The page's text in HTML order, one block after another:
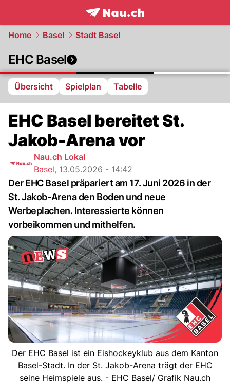
frontpage.NAU.ch
Home Basel Stadt Basel
EHC Basel
Übersicht Spielplan Tabelle
EHC Basel bereitet St.
Jakob-Arena vor
Nau.ch Lokal
Basel, 13.05.2026 - 14:42
Der EHC Basel präpariert am 17. Juni 2026 in der
St. Jakob-Arena den Boden und neue
Werbeplachen. Interessierte können
vorbeikommen und mithelfen.
Der EHC Basel ist ein Eishockeyklub aus dem Kanton
Basel-Stadt. In der St. Jakob-Arena trägt der EHC
seine Heimspiele aus. - EHC Basel/ Grafik Nau.ch